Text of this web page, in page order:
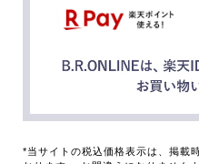
*当サイトの税込価格表示は、掲載